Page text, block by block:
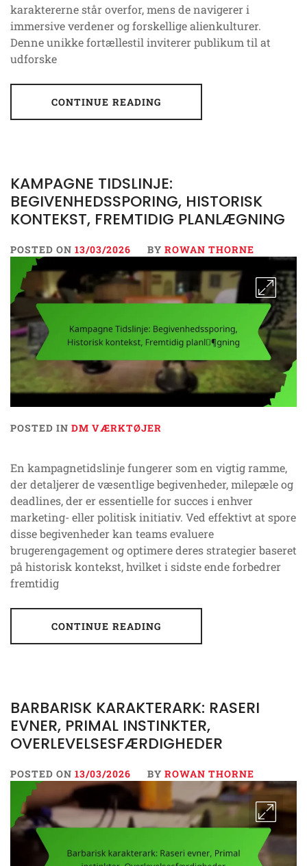
karaktererne står overfor, mens de navigerer i
immersive verdener og forskellige alienkulturer.
Denne unikke fortællestil inviterer publikum til at
udforske
CONTINUE READING
KAMPAGNE TIDSLINJE:
BEGIVENHEDSSPORING, HISTORISK
KONTEKST, FREMTIDIG PLANLÆGNING
POSTED ON 13/03/2026 BY ROWAN THORNE
POSTED IN DM VÆRKTØJER
En kampagnetidslinje fungerer som en vigtig ramme,
der detaljerer de væsentlige begivenheder, milepæle og
deadlines, der er essentielle for succes i enhver
marketing- eller politisk initiativ. Ved effektivt at spore
disse begivenheder kan teams evaluere
brugerengagement og optimere deres strategier baseret
på historisk kontekst, hvilket i sidste ende forbedrer
fremtidig
CONTINUE READING
BARBARISK KARAKTERARK: RASERI
EVNER, PRIMAL INSTINKTER,
OVERLEVELSESFÆRDIGHEDER
POSTED ON 13/03/2026 BY ROWAN THORNE